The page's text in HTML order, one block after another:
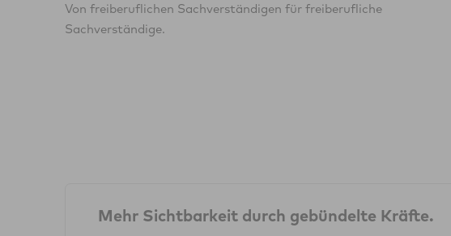
Von freiberuflichen Sachverständigen für freiberufliche
Sachverständige.
Mehr Sichtbarkeit durch gebündelte Kräfte.